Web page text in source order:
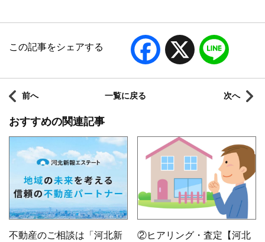
この記事をシェアする
Facebook
一覧に戻る
前へ 次へ
おすすめの関連記事
不動産のご相談は「河北新
②ヒアリング・査定【河北